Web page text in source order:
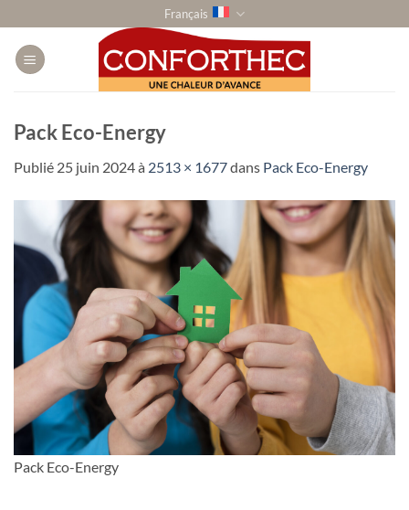
au
contenu
Français
Pack Eco-Energy
Publié 25 juin 2024à 2513 × 1677dans Pack Eco-Energy
Pack Eco-Energy